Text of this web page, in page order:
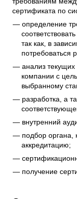
сертификата по
определение
так как, в
потребоваться
анализ
компании с
выбранному
разработка, а
внутренний
подбор органа,
аккредитацию;
получение